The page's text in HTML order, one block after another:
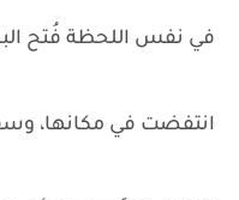
في نفس اللحظة فُتح
انتفضت في مكانها،